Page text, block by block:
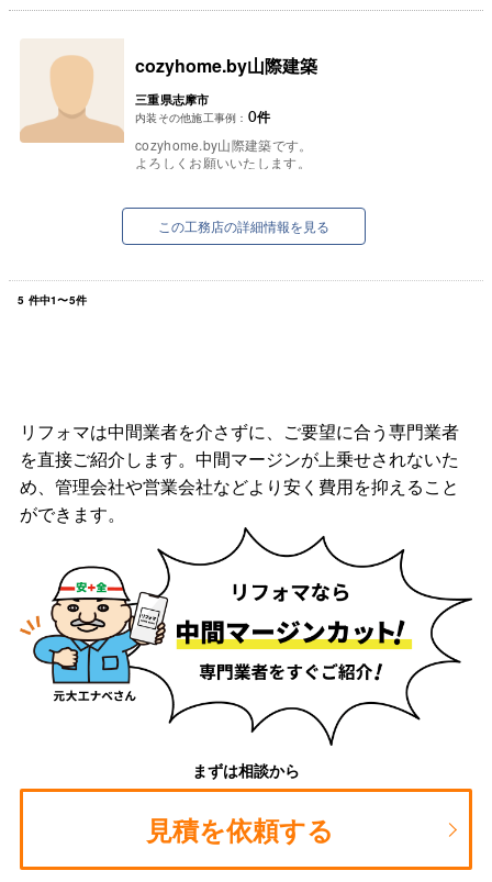
cozyhome.by山際建築
三重県志摩市
内装その他施工事例： 0件
cozyhome.by山際建築です。
よろしくお願いいたします。
この工務店の詳細情報を見る
5 件中1〜5件
リフォマは中間業者を介さずに、ご要望に合う専門業者
を直接ご紹介します。中間マージンが上乗せされないた
め、管理会社や営業会社などより安く費用を抑えること
ができます。
まずは相談から
見積を依頼する